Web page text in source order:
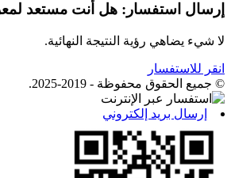
إرسال استفسار: هل أنت مستعد
لا شيء يضاهي رؤية النتيجة النهائية.
انقر للاستفسار
© جميع الحقوق محفوظة - 2019-2025.
إرسال بريد إلكتروني